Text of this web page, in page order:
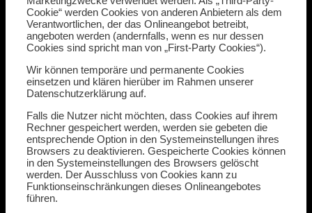
Cookie“ werden Cookies von anderen Anbietern als dem
Verantwortlichen, der das Onlineangebot betreibt,
angeboten werden (andernfalls, wenn es nur dessen
Cookies sind spricht man von „First-Party Cookies“).
Wir können temporäre und permanente Cookies
einsetzen und klären hierüber im Rahmen unserer
Datenschutzerklärung auf.
Falls die Nutzer nicht möchten, dass Cookies auf ihrem
Rechner gespeichert werden, werden sie gebeten die
entsprechende Option in den Systemeinstellungen ihres
Browsers zu deaktivieren. Gespeicherte Cookies können
in den Systemeinstellungen des Browsers gelöscht
werden. Der Ausschluss von Cookies kann zu
Funktionseinschränkungen dieses Onlineangebotes
führen.